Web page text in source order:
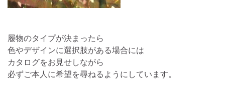
履物のタイプが決まったら
色やデザインに選択肢がある場合には
カタログをお見せしながら
必ずご本人に希望を尋ねるようにしています。